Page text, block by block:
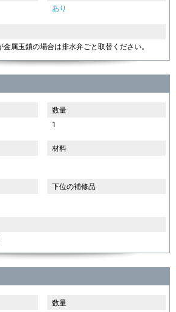
あり
属玉鎖の場合は排水弁ごと取替ください。
数量
1
材料
下位の補修品
数量